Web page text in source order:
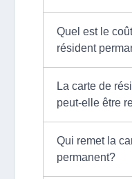
Quel est le
résident
La carte de
peut-elle être
Qui remet la
permanent?